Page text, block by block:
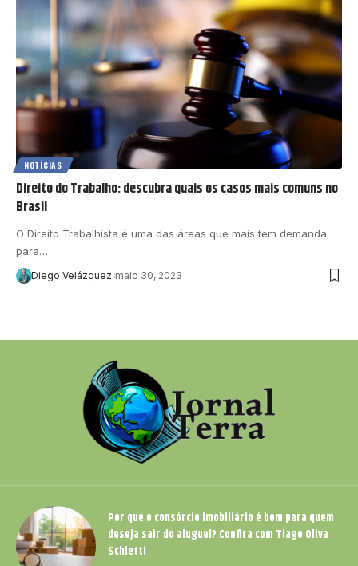
NOTÍCIAS
Direito do Trabalho: descubra quais os casos mais comuns no
Brasil
O Direito Trabalhista é uma das áreas que mais tem demanda
para…
Diego Velázquez maio 30, 2023
Por que o consórcio imobiliário é bom para quem
deseja sair do aluguel? Confira com Tiago Oliva
Schietti